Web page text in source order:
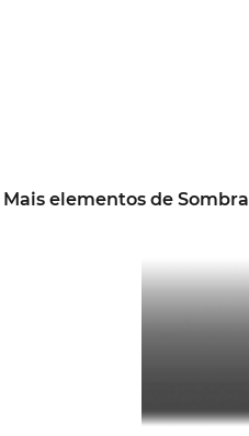
Mais elementos de Sombra